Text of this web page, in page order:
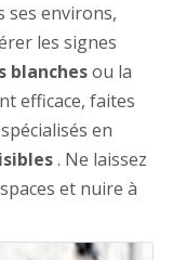
ses environs,
les signes
blanchesou la
efficace, faites
en
. Ne laissez
et nuire à